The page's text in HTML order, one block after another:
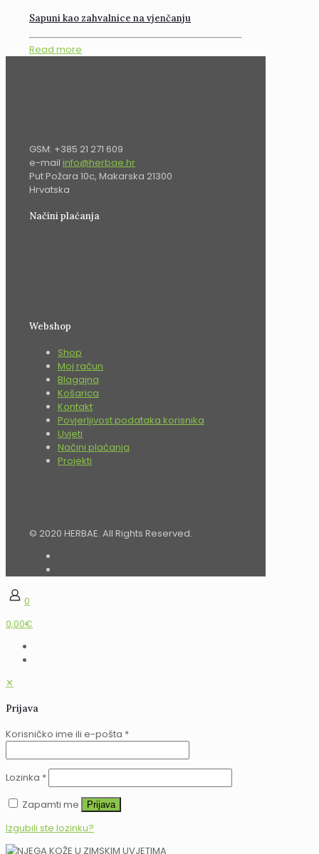
Sapuni kao zahvalnice na vjenčanju
Read more
GSM: +385 21 271 609
e-mail info@herbae.hr
Put Požara 10c, Makarska 21300
Hrvatska
Načini plaćanja
Webshop
Shop
Moj račun
Blagajna
Košarica
Kontakt
Povjerljivost podataka korisnika
Uvjeti
Načini plaćanja
Projekti
© 2020 HERBAE. All Rights Reserved.
0
0,00€
✕
Prijava
Korisničko ime ili e-pošta *
Lozinka *
Zapamti me
Prijava
Izgubili ste lozinku?